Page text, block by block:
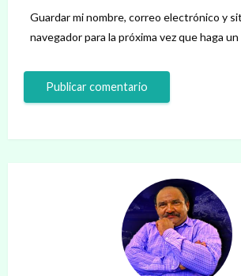
Guardar mi nombre, correo electrónico y
navegador para la próxima vez que haga